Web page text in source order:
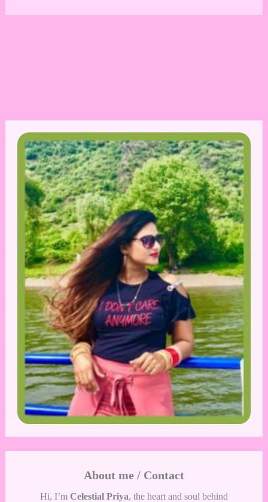
About me / Contact
Hi, I’m Celestial Priya, the heart and soul behind